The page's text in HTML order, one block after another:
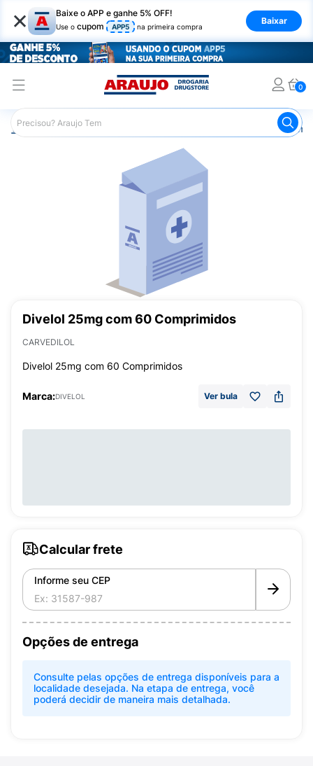
× Baixe o APP e ganhe 5% OFF!
Use o cupom APP5 na primeira compra
Baixar
0
Araujo Medicamentos
Divelol 25mg com 60 Comprimidos
CARVEDILOL
Divelol 25mg com 60 Comprimidos
Marca:DIVELOL Ver bula
Calcular frete
Informe seu CEP
Opções de entrega
Consulte pelas opções de entrega disponíveis para a
localidade desejada. Na etapa de entrega, você
poderá decidir de maneira mais detalhada.